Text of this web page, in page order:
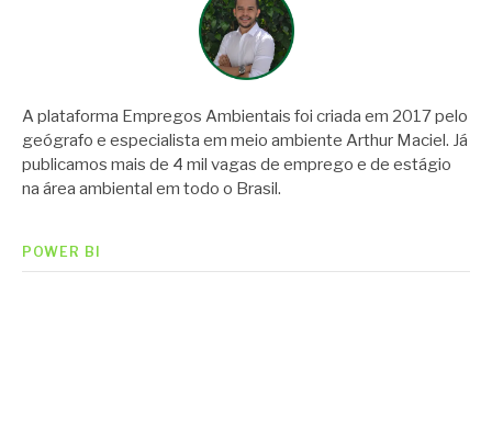
A plataforma Empregos Ambientais foi criada em 2017 pelo
geógrafo e especialista em meio ambiente Arthur Maciel. Já
publicamos mais de 4 mil vagas de emprego e de estágio
na área ambiental em todo o Brasil.
POWER BI